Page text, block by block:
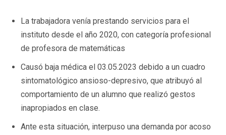
La trabajadora venía prestando servicios para el
instituto desde el año 2020, con categoría profesional
de profesora de matemáticas
Causó baja médica el 03.05.2023 debido a un cuadro
sintomatológico ansioso-depresivo, que atribuyó al
comportamiento de un alumno que realizó gestos
inapropiados en clase.
Ante esta situación, interpuso una demanda por acoso